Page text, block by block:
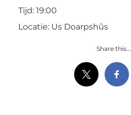
Tijd: 19:00
Locatie: Us Doarpshûs
Share this...